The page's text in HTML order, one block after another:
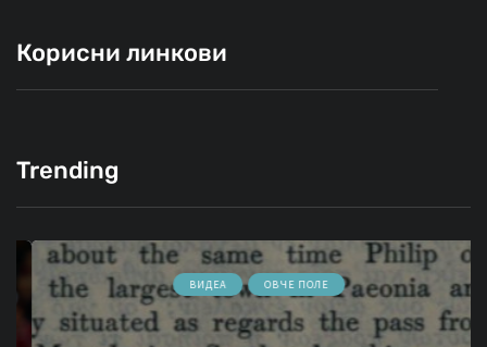
Корисни линкови
Trending
ВИДЕА ОВЧЕ ПОЛЕ